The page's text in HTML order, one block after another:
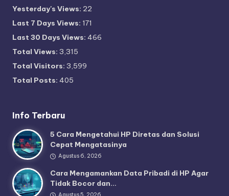
Yesterday's Views: 22
Last 7 Days Views: 171
Last 30 Days Views: 466
Total Views: 3,315
Total Visitors: 3,599
Total Posts: 405
Info Terbaru
5 Cara Mengetahui HP Diretas dan Solusi
Cepat Mengatasinya
Agustus 6, 2026
Cara Mengamankan Data Pribadi di HP Agar
Tidak Bocor dan…